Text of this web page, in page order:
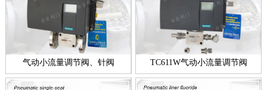
发、设计、生产调节阀十余年，帮助用户解决各种流体控制难题，在
温度调...
新款零缺陷气动衬氟调节阀
气动衬氟调节阀新款简介：ZXPF气动衬氟调节阀新款零缺陷型产品，
是台臣阀门引进国外进口技术，结合衬里衬氟阀门工艺的基础上，改
良创...
气动小流量调节阀、针阀 TC611W气动小流量调节阀